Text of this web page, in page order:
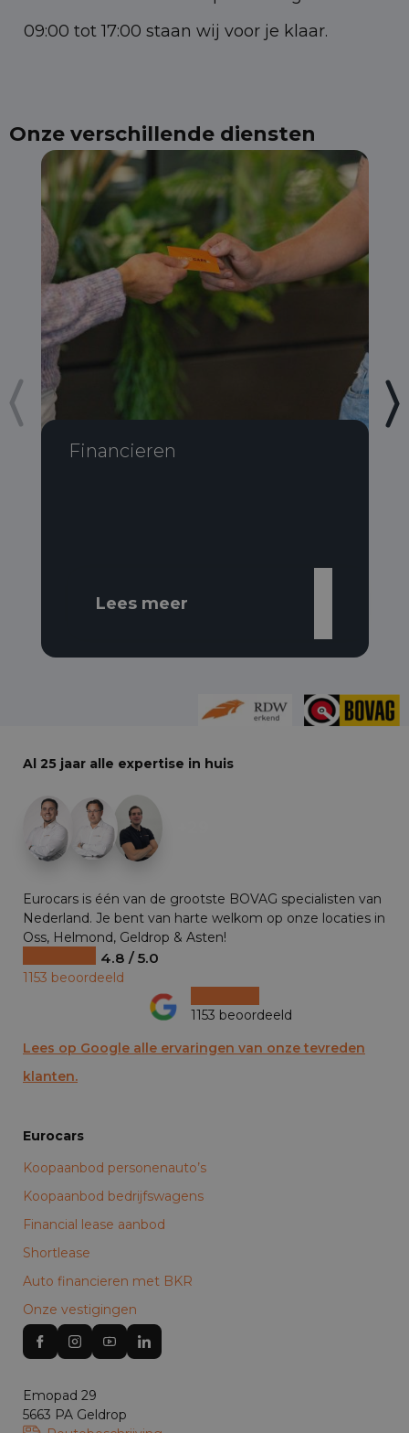
09:00 tot 17:00 staan wij voor je klaar.
Onze verschillende diensten
Financieren
Lees meer
Al 25 jaar alle expertise in huis
Eurocars is één van de grootste BOVAG specialisten van
Nederland. Je bent van harte welkom op onze locaties in
Oss, Helmond, Geldrop & Asten!
4.8 / 5.0
1153 beoordeeld
1153 beoordeeld
Lees op Google alle ervaringen van onze tevreden
klanten.
Eurocars
Koopaanbod personenauto’s
Koopaanbod bedrijfswagens
Financial lease aanbod
Shortlease
Auto financieren met BKR
Onze vestigingen
Emopad 29
5663 PA Geldrop